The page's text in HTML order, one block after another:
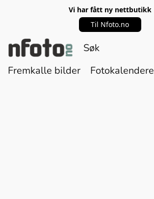
Vi har fått ny nettbutikk
Til Nfoto.no
Fremkalle bilder Fotokalendere